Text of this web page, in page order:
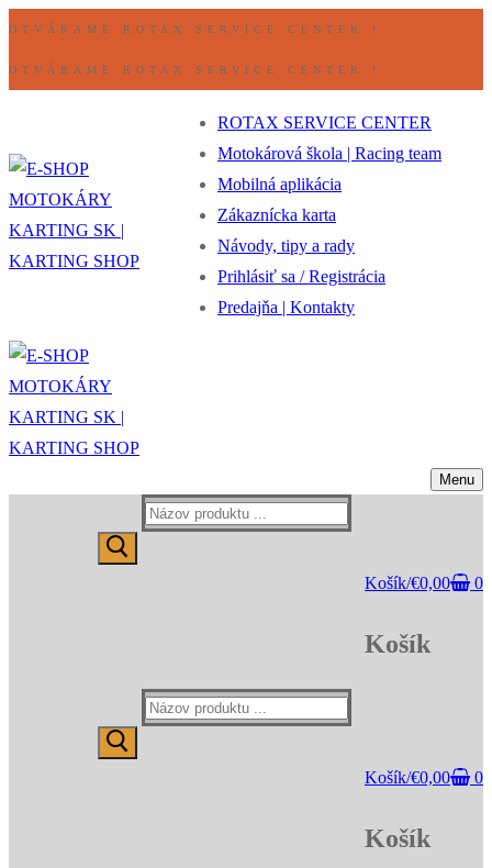
Preskočiť
Ponuka
Zavrieť
OTVÁRAME ROTAX SERVICE CENTER !
OTVÁRAME ROTAX SERVICE CENTER !
ROTAX SERVICE CENTER
Motokárová škola | Racing team
Mobilná aplikácia
Zákaznícka karta
Návody, tipy a rady
Prihlásiť sa / Registrácia
Predajňa | Kontakty
Menu
Hľadať:
Košík/€0,00 0
Košík
Hľadať:
Košík/€0,00 0
Košík